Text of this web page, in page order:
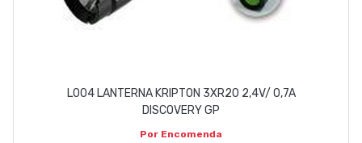
L004 LANTERNA KRIPTON 3XR20 2,4V/ 0,7A
DISCOVERY GP
Por Encomenda